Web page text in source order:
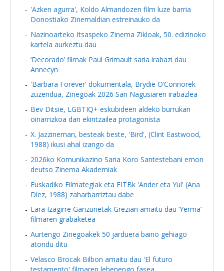
'Azken agurra', Koldo Almandozen film luze barria
Donostiako Zinemaldian estreinauko da
Nazinoarteko Itsaspeko Zinema Zikloak, 50. edizinoko
kartela aurkeztu dau
‘Decorado’ filmak Paul Grimault saria irabazi dau
Annecyn
'Barbara Forever' dokumentala, Brydie O’Connorek
zuzendua, Zinegoak 2026 Sari Nagusiaren irabazlea
Bev Ditsie, LGBTIQ+ eskubideen aldeko burrukan
oinarrizkoa dan ekintzailea protagonista
X. Jazzineman, besteak beste, 'Bird', (Clint Eastwood,
1988) ikusi ahal izango da
2026ko Komunikazino Saria Koro Santestebani emon
deutso Zinema Akademiak
Euskadiko Filmategiak eta EITBk 'Ander eta Yul' (Ana
Díez, 1988) zaharbarriztau dabe
Lara Izagirre Garizurietak Grezian amaitu dau ‘Yerma’
filmaren grabaketea
Aurtengo Zinegoakek 50 jarduera baino gehiago
atondu ditu
Velasco Brocak Bilbon amaitu dau 'El futuro